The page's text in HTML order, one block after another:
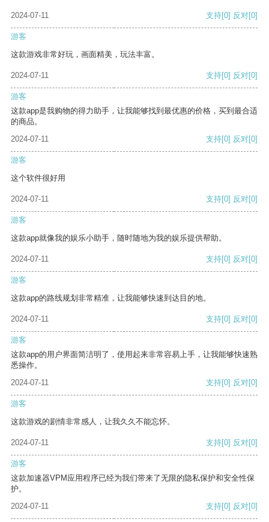
2024-07-11 支持[0] 反对[0]
游客
这款游戏非常好玩，画面精美，玩法丰富。
2024-07-11 支持[0] 反对[0]
游客
这款app是我购物的得力助手，让我能够找到最优惠的价格，买到最合适
的商品。
2024-07-11
支持[0] 反对[0]
游客
这个软件很好用
2024-07-11 支持[0] 反对[0]
游客
这款app就像我的娱乐小助手，随时随地为我的娱乐提供帮助。
2024-07-11 支持[0] 反对[0]
游客
这款app的路线规划非常精准，让我能够快速到达目的地。
2024-07-11 支持[0] 反对[0]
游客
这款app的用户界面简洁明了，使用起来非常容易上手，让我能够快速熟
悉操作。
2024-07-11
支持[0] 反对[0]
游客
这款游戏的剧情非常感人，让我久久不能忘怀。
2024-07-11 支持[0] 反对[0]
游客
这款加速器VPM应用程序已经为我们带来了无限的隐私保护和安全性保
护。
2024-07-11
支持[0] 反对[0]